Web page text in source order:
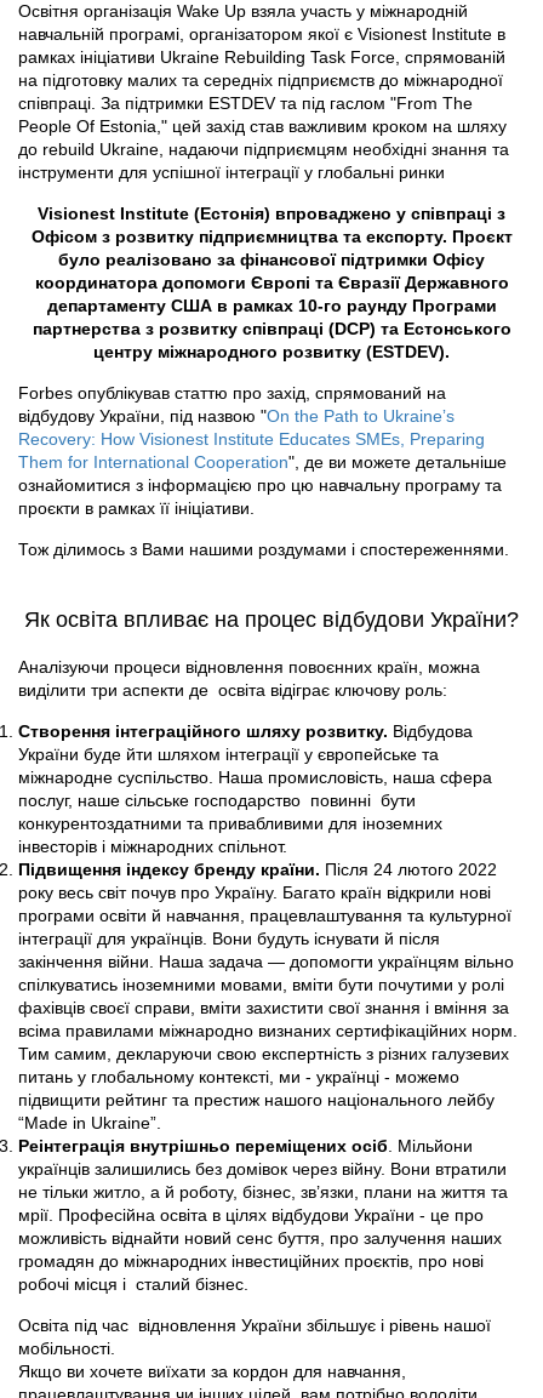
Освітня організація Wake Up взяла участь у міжнародній
навчальній програмі, організатором якої є Visionest Institute в
рамках ініціативи Ukraine Rebuilding Task Force, спрямованій
на підготовку малих та середніх підприємств до міжнародної
співпраці. За підтримки ESTDEV та під гаслом "From The
People Of Estonia," цей захід став важливим кроком на шляху
до rebuild Ukraine, надаючи підприємцям необхідні знання та
інструменти для успішної інтеграції у глобальні ринки
Visionest Institute (Естонія) впроваджено у співпраці з
Офісом з розвитку підприємництва та експорту. Проєкт
було реалізовано за фінансової підтримки Офісу
координатора допомоги Європі та Євразії Державного
департаменту США в рамках 10-го раунду Програми
партнерства з розвитку співпраці (DCP) та Естонського
центру міжнародного розвитку (ESTDEV).
Forbes опублікував статтю про захід, спрямований на
відбудову України, під назвою "On the Path to Ukraineʼs
Recovery: How Visionest Institute Educates SMEs, Preparing
Them for International Cooperation", де ви можете детальніше
ознайомитися з інформацією про цю навчальну програму та
проєкти в рамках її ініціативи.
Тож ділимось з Вами нашими роздумами і спостереженнями.
Як освіта впливає на процес відбудови України?
Аналізуючи процеси відновлення повоєнних країн, можна
виділити три аспекти де освіта відіграє ключову роль:
Створення інтеграційного шляху розвитку. Відбудова
України буде йти шляхом інтеграції у європейське та
міжнародне суспільство. Наша промисловість, наша сфера
послуг, наше сільське господарство повинні бути
конкурентоздатними та привабливими для іноземних
інвесторів і міжнародних спільнот.
Підвищення індексу бренду країни. Після 24 лютого 2022
року весь світ почув про Україну. Багато країн відкрили нові
програми освіти й навчання, працевлаштування та культурної
інтеграції для українців. Вони будуть існувати й після
закінчення війни. Наша задача — допомогти українцям вільно
спілкуватись іноземними мовами, вміти бути почутими у ролі
фахівців своєї справи, вміти захистити свої знання і вміння за
всіма правилами міжнародно визнаних сертифікаційних норм.
Тим самим, декларуючи свою експертність з різних галузевих
питань у глобальному контексті, ми - українці - можемо
підвищити рейтинг та престиж нашого національного лейбу
“Made in Ukraine”.
Реінтеграція внутрішньо переміщених осіб . Мільйони
українців залишились без домівок через війну. Вони втратили
не тільки житло, а й роботу, бізнес, зв’язки, плани на життя та
мрії. Професійна освіта в цілях відбудови України - це про
можливість віднайти новий сенс буття, про залучення наших
громадян до міжнародних інвестиційних проєктів, про нові
робочі місця і сталий бізнес.
Освіта під час відновлення України збільшує і рівень нашої
мобільності.
Якщо ви хочете виїхати за кордон для навчання,